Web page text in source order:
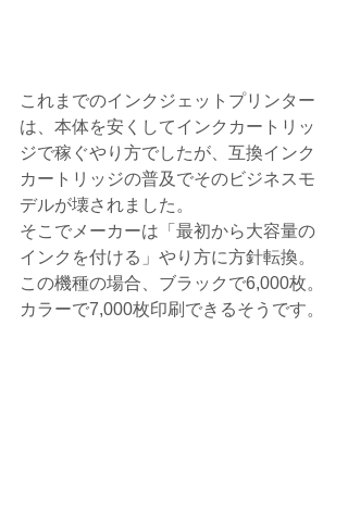
これまでのインクジェットプリンター
は、本体を安くしてインクカートリッ
ジで稼ぐやり方でしたが、互換インク
カートリッジの普及でそのビジネスモ
デルが壊されました。
そこでメーカーは「最初から大容量の
インクを付ける」やり方に方針転換。
この機種の場合、ブラックで6,000枚。
カラーで7,000枚印刷できるそうです。